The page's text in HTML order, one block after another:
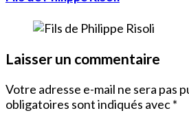
Laisser un commentaire
Votre adresse e-mail ne sera pas
obligatoires sont indiqués avec*